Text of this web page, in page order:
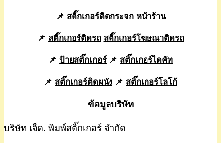
📌 สติ๊กเกอร์ติดกระจก หน้าร้าน
📌 สติ๊กเกอร์ติดรถ สติ๊กเกอร์โฆษณาติดรถ
📌 ป้ายสติ๊กเกอร์ 📌 สติ๊กเกอร์ไดคัท
📌 สติ๊กเกอร์ติดผนัง 📌 สติ๊กเกอร์โลโก้
ข้อมูลบริษัท
บริษัท เจ็ด. พิมพ์สติ๊กเกอร์ จำกัด